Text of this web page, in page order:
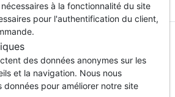
shopping_cart
à la fonctionnalité du site
pour l'authentification du client,
des données anonymes sur les
et la navigation. Nous nous
données pour améliorer notre site